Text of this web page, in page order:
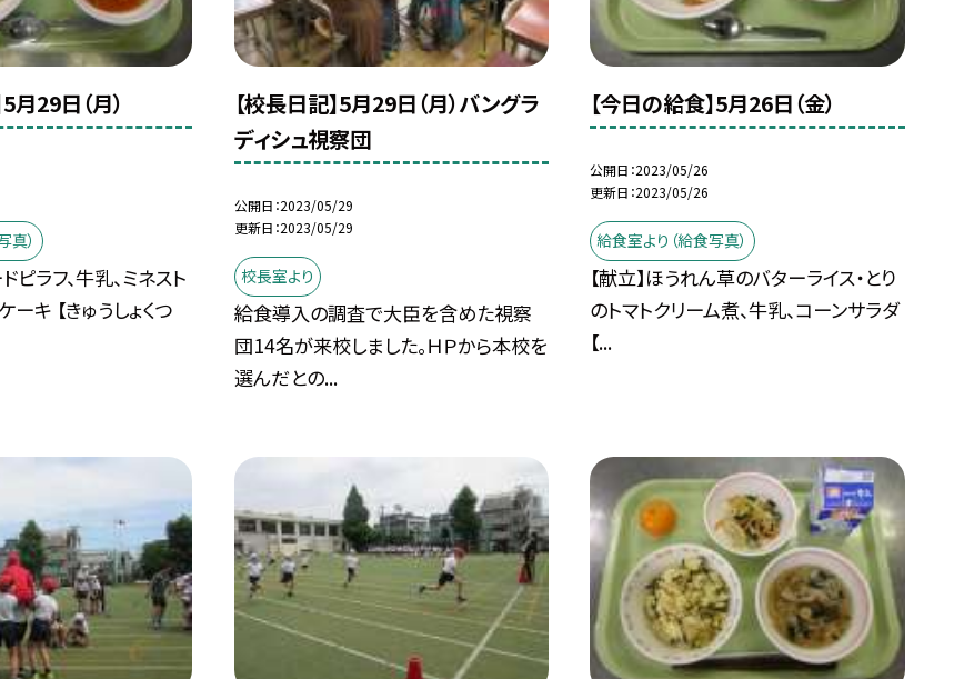
月29日（月）
真）
ピラフ、牛乳、ミネスト
ーキ 【きゅうしょくつ
【校長日記】5月29日（月）バングラ
ディシュ視察団
公開日 2023/05/29
更新日 2023/05/29
校長室より
給食導入の調査で大臣を含めた視察
団14名が来校しました。ＨＰから本校を
選んだとの...
【今日の給食】5月26日（金）
公開日 2023/05/26
更新日 2023/05/26
給食室より（給食写真）
【献立】ほうれん草のバターライス・とり
のトマトクリーム煮、牛乳、コーンサラダ
【...